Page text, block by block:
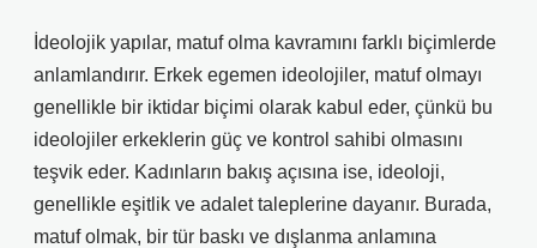
İdeolojik yapılar, matuf olma kavramını farklı biçimlerde
anlamlandırır. Erkek egemen ideolojiler, matuf olmayı
genellikle bir iktidar biçimi olarak kabul eder, çünkü bu
ideolojiler erkeklerin güç ve kontrol sahibi olmasını
teşvik eder. Kadınların bakış açısına ise, ideoloji,
genellikle eşitlik ve adalet taleplerine dayanır. Burada,
matuf olmak, bir tür baskı ve dışlanma anlamına